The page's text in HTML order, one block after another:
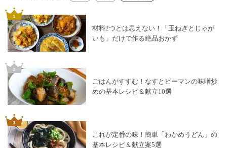
材料2つとは思えない！「玉ねぎとじゃが
いも」だけで作る絶品おかず
ごはんがすすむ！なすとピーマンの味噌炒
めの基本レシピ＆献立10選
これが定番の味！簡単「わかめうどん」の
基本レシピ＆献立案5選